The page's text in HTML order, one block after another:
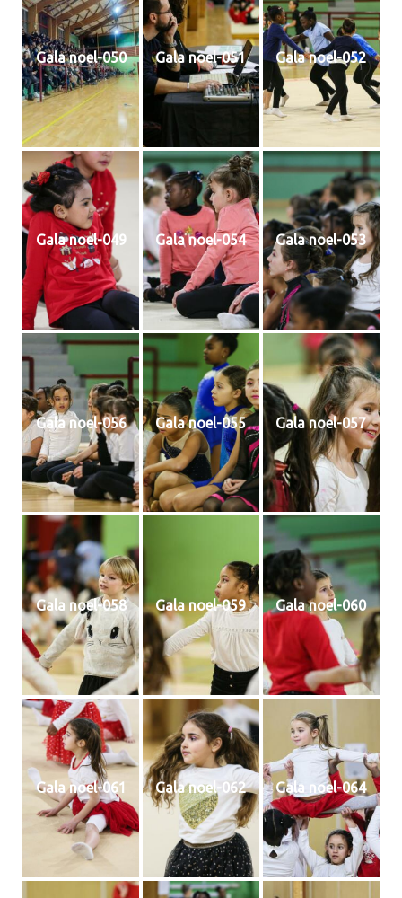
Gala noel-050 Gala noel-051 Gala noel-052
Gala noel-049 Gala noel-054 Gala noel-053
Gala noel-056 Gala noel-055 Gala noel-057
Gala noel-058 Gala noel-059 Gala noel-060
Gala noel-061 Gala noel-062 Gala noel-064